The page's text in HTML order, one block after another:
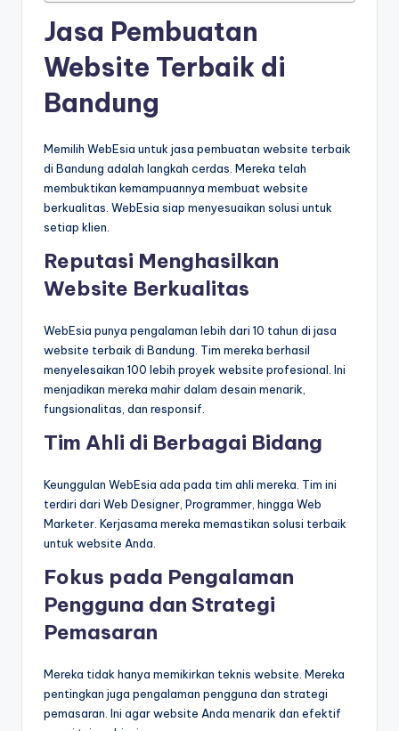
Jasa Pembuatan
Website Terbaik di
Bandung
Memilih WebEsia untuk jasa pembuatan website terbaik
di Bandung adalah langkah cerdas. Mereka telah
membuktikan kemampuannya membuat website
berkualitas. WebEsia siap menyesuaikan solusi untuk
setiap klien.
Reputasi Menghasilkan
Website Berkualitas
WebEsia punya pengalaman lebih dari 10 tahun di jasa
website terbaik di Bandung. Tim mereka berhasil
menyelesaikan 100 lebih proyek website profesional. Ini
menjadikan mereka mahir dalam desain menarik,
fungsionalitas, dan responsif.
Tim Ahli di Berbagai Bidang
Keunggulan WebEsia ada pada tim ahli mereka. Tim ini
terdiri dari Web Designer, Programmer, hingga Web
Marketer. Kerjasama mereka memastikan solusi terbaik
untuk website Anda.
Fokus pada Pengalaman
Pengguna dan Strategi
Pemasaran
Mereka tidak hanya memikirkan teknis website. Mereka
pentingkan juga pengalaman pengguna dan strategi
pemasaran. Ini agar website Anda menarik dan efektif